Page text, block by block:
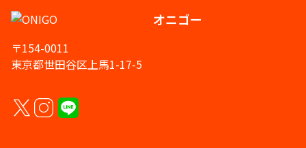
オニゴー
〒154-0011
東京都世田谷区上馬1-17-5